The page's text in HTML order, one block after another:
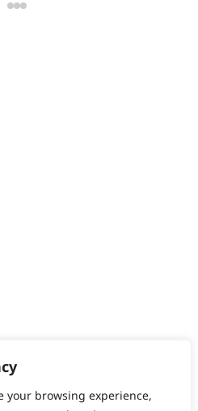
your browsing experience,
por la empresa